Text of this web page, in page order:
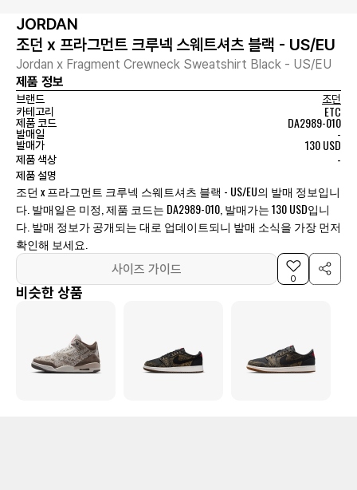
JORDAN
조던 x 프라그먼트 크루넥 스웨트셔츠 블랙 - US/EU
Jordan x Fragment Crewneck Sweatshirt Black - US/EU
제품 정보
브랜드
조던
카테고리
ETC
제품 코드 DA2989-010
발매일 -
발매가 130 USD
제품 색상 -
제품 설명
조던 x 프라그먼트 크루넥 스웨트셔츠 블랙 - US/EU의 발매 정보입니
다. 발매일은 미정, 제품 코드는 DA2989-010, 발매가는 130 USD입니
다. 발매 정보가 공개되는 대로 업데이트되니 발매 소식을 가장 먼저
확인해 보세요.
사이즈 가이드
0
비슷한 상품